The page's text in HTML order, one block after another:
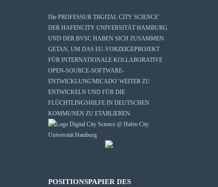
Die PROFESSUR 'DIGITAL CITY SCIENCE'
DER HAFENCITY UNIVERSITÄT HAMBURG
UND DER BVSC HABEN SICH ZUSAMMEN
GETAN, UM DAS EU-VORZEIGEPROJEKT
FÜR INTERNATIONALE KOLLABORATIVE
OPEN-SOURCE-SOFTWARE-
ENTWICKLUNG'MICADO' WEITER ZU
ENTWICKELN UND FÜR DIE
FLÜCHTLINGSHILFE IN DEUTSCHEN
KOMMUNEN ZU ETABLIEREN.
POSITIONSPAPIER DES